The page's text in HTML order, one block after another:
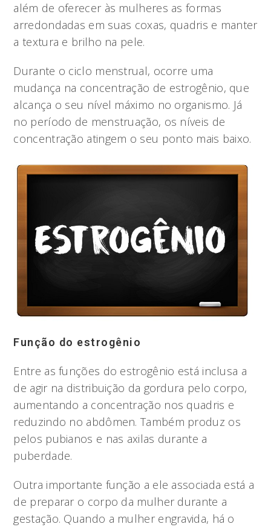
além de oferecer às mulheres as formas
arredondadas em suas coxas, quadris e manter
a textura e brilho na pele.
Durante o ciclo menstrual, ocorre uma
mudança na concentração de estrogênio, que
alcança o seu nível máximo no organismo. Já
no período de menstruação, os níveis de
concentração atingem o seu ponto mais baixo.
Função do estrogênio
Entre as funções do estrogênio está inclusa a
de agir na distribuição da gordura pelo corpo,
aumentando a concentração nos quadris e
reduzindo no abdômen. Também produz os
pelos pubianos e nas axilas durante a
puberdade.
Outra importante função a ele associada está a
de preparar o corpo da mulher durante a
gestação. Quando a mulher engravida, há o